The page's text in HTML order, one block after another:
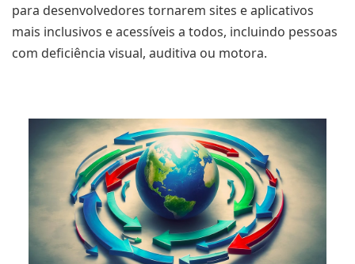
para desenvolvedores tornarem sites e aplicativos
mais inclusivos e acessíveis a todos, incluindo pessoas
com deficiência visual, auditiva ou motora.